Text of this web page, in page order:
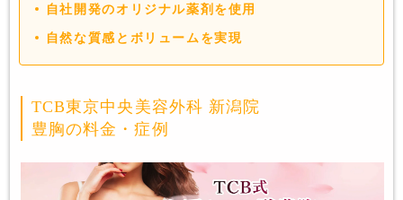
自社開発のオリジナル薬剤を使用
自然な質感とボリュームを実現
TCB東京中央美容外科 新潟院
豊胸の料金・症例